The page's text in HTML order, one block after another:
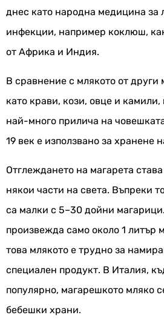
днес като народна медицина за
инфекции, например коклюш,
от Африка и Индия.
В сравнение с млякото от
като крави, кози, овце и
най-много прилича на
19 век е използвано за хранене
Отглеждането на магарета
някои части на света. Въпреки
са малки с 5–30 дойни
произвежда само около 1 литър
това млякото е трудно за
специален продукт. В Италия,
популярно, магарешкото мляко
бебешки храни.